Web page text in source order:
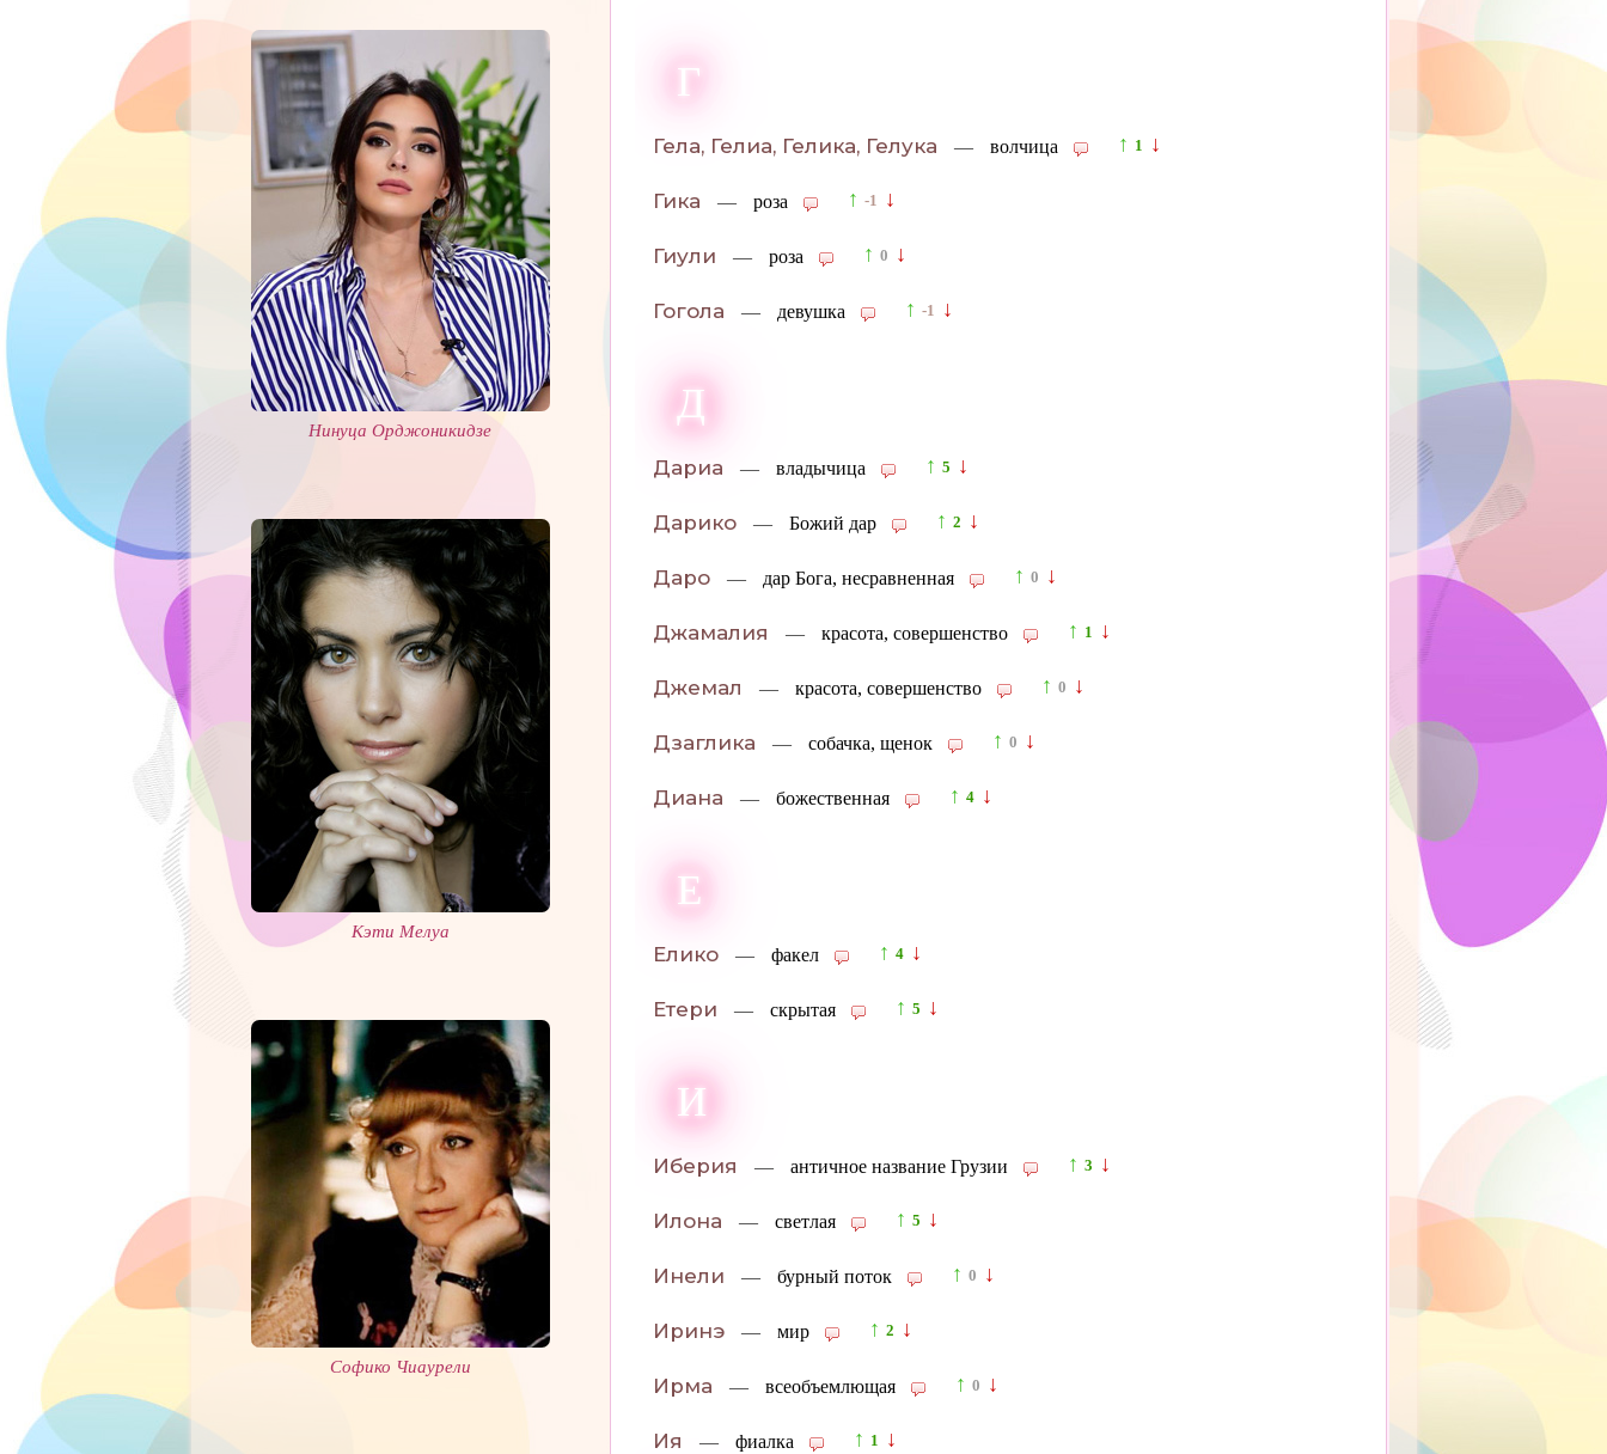
Г
Гела, Гелиа, Гелика, Гелука — волчица ↑ 1 ↓
Гика — роза ↑ -1 ↓
Гиули — роза ↑ 0 ↓
Гогола — девушка ↑ -1 ↓
Д
Дариа — владычица ↑ 5 ↓
Дарико — Божий дар ↑ 2 ↓
Даро — дар Бога, несравненная ↑ 0 ↓
Джамалия — красота, совершенство ↑ 1 ↓
Джемал — красота, совершенство ↑ 0 ↓
Дзаглика — собачка, щенок ↑ 0 ↓
Диана — божественная ↑ 4 ↓
Е
Елико — факел ↑ 4 ↓
Етери — скрытая ↑ 5 ↓
И
Иберия — античное название Грузии ↑ 3 ↓
Илона — светлая ↑ 5 ↓
Инели — бурный поток ↑ 0 ↓
Иринэ — мир ↑ 2 ↓
Ирма — всеобъемлющая ↑ 0 ↓
Ия — фиалка ↑ 1 ↓
Нинуца Орджоникидзе
Кэти Мелуа
Софико Чиаурели